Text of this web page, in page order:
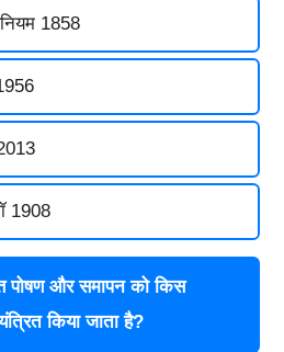
1858
1908
पोषण और समापन को किस
किया जाता है?